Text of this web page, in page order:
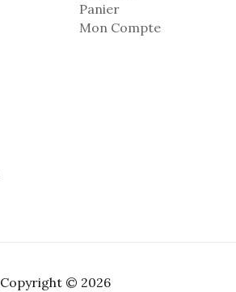
Panier
Mon Compte
Copyright © 2026